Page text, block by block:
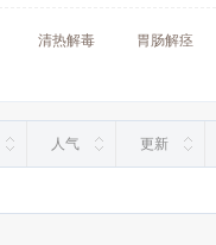
清热解毒 胃肠解痉
人气 更新